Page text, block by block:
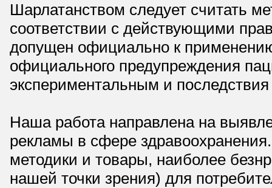
Шарлатанством следует считать
соответствии с действующими
допущен официально к
официального предупреждения
экспериментальным и
Наша работа направлена на
рекламы в сфере
методики и товары, наиболее
нашей точки зрения) для